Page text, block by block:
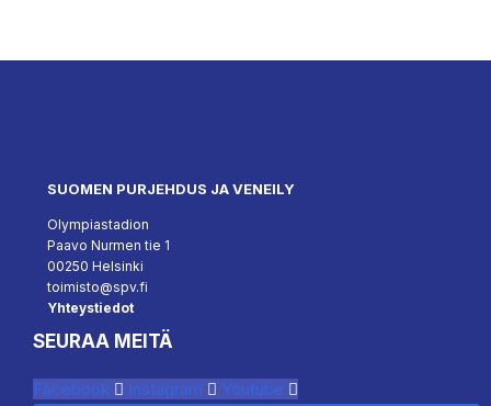
SUOMEN PURJEHDUS JA VENEILY
Olympiastadion
Paavo Nurmen tie 1
00250 Helsinki
toimisto@spv.fi
Yhteystiedot
SEURAA MEITÄ
Facebook Instagram Youtube